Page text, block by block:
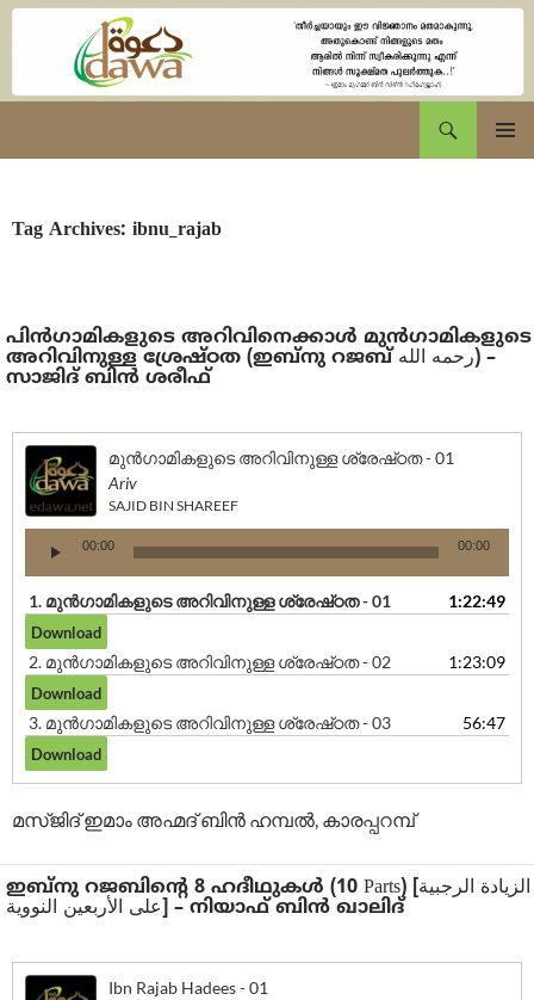
Skip
Search
Tag Archives: ibnu_rajab
പിൻഗാമികളുടെ അറിവിനെക്കാൾ മുൻഗാമികളുടെ
അറിവിനുള്ള ശ്രേഷ്‌ഠത (ഇബ്നു‌ റജബ് رحمه الله) –
സാജിദ് ബിൻ ശരീഫ്
മുൻഗാമികളുടെ അറിവിനുള്ള ശ്രേഷ്‌ഠത - 01
Ariv
SAJID BIN SHAREEF
Player
00:00 00:00
1. മുൻഗാമികളുടെ അറിവിനുള്ള ശ്രേഷ്‌ഠത - 01 1:22:49
2. മുൻഗാമികളുടെ അറിവിനുള്ള ശ്രേഷ്‌ഠത - 02 1:23:09
3. മുൻഗാമികളുടെ അറിവിനുള്ള ശ്രേഷ്‌ഠത - 03 56:47
മസ്ജിദ് ഇമാം അഹ്മദ് ബിൻ ഹമ്പൽ, കാരപ്പറമ്പ്
ഇബ്നു റജബിന്റെ 8 ഹദീഥുകൾ (10 Parts) [الزيادة الرجبية
على الأربعين النووية] – നിയാഫ് ബിൻ ഖാലിദ്
Ibn Rajab Hadees - 01